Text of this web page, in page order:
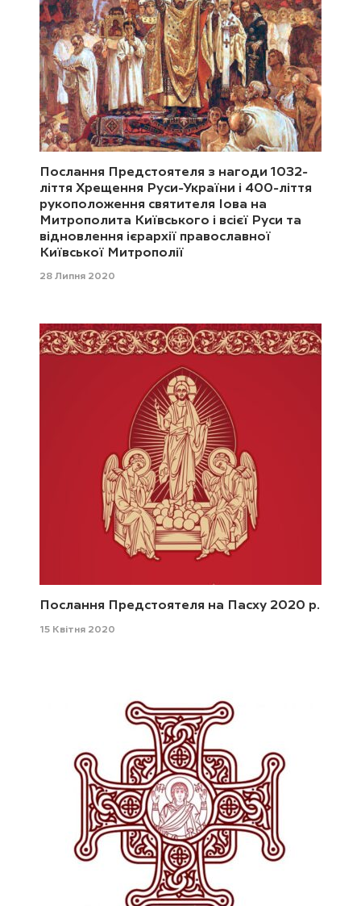
Послання Предстоятеля з нагоди 1032-
ліття Хрещення Руси-України і 400-ліття
рукоположення святителя Іова на
Митрополита Київського і всієї Руси та
відновлення ієрархії православної
Київської Митрополії
28 Липня 2020
Послання Предстоятеля на Пасху 2020 р.
15 Квітня 2020